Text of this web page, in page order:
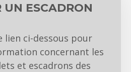
UN ESCADRON
lien ci-dessous pour
concernant les
et escadrons des